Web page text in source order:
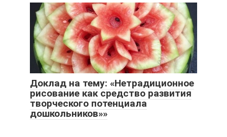
Доклад на тему: «Нетрадиционное
рисование как средство развития
творческого потенциала
дошкольников»»